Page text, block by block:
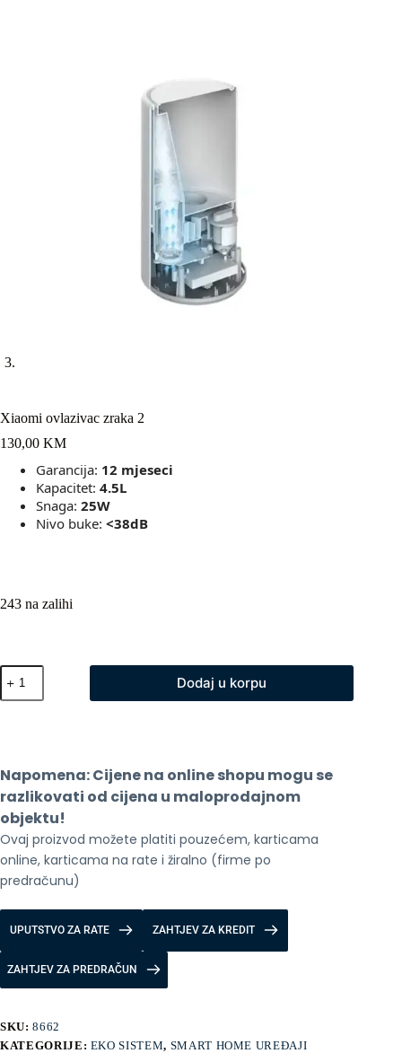
Xiaomi ovlazivac zraka 2
130,00 KM
Garancija: 12 mjeseci
Kapacitet: 4.5L
Snaga: 25W
Nivo buke: <38dB
243 na zalihi
Xiaomi
ovlazivac
zraka
Dodaj u korpu
Napomena: Cijene na online shopu mogu se
razlikovati od cijena u maloprodajnom
objektu!
Ovaj proizvod možete platiti pouzećem, karticama
online, karticama na rate i žiralno (firme po
predračunu)
UPUTSTVO ZA RATE ZAHTJEV ZA KREDIT
ZAHTJEV ZA PREDRAČUN
SKU:8662
KATEGORIJE: EKO SISTEM, SMART HOME UREĐAJI